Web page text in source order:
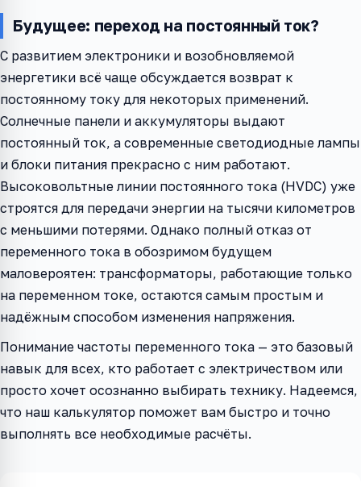
Будущее: переход на постоянный ток?
С развитием электроники и возобновляемой
энергетики всё чаще обсуждается возврат к
постоянному току для некоторых применений.
Солнечные панели и аккумуляторы выдают
постоянный ток, а современные светодиодные лампы
и блоки питания прекрасно с ним работают.
Высоковольтные линии постоянного тока (HVDC) уже
строятся для передачи энергии на тысячи километров
с меньшими потерями. Однако полный отказ от
переменного тока в обозримом будущем
маловероятен: трансформаторы, работающие только
на переменном токе, остаются самым простым и
надёжным способом изменения напряжения.
Понимание частоты переменного тока — это базовый
навык для всех, кто работает с электричеством или
просто хочет осознанно выбирать технику. Надеемся,
что наш калькулятор поможет вам быстро и точно
выполнять все необходимые расчёты.